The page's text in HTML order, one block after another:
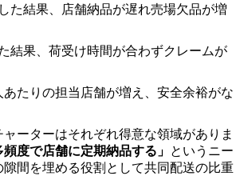
た結果、店舗納品が遅れ売場欠品が増
結果、荷受け時間が合わずクレームが
あたりの担当店舗が増え、安全余裕がな
ーターはそれぞれ得意な領域がありま
頻度で店舗に定期納品する」 というニー
隙間を埋める役割として共同配送の比重